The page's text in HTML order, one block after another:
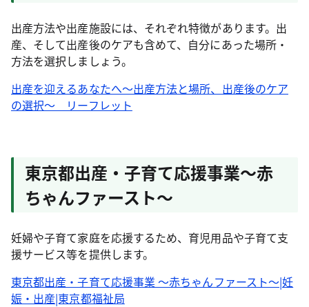
出産方法や出産施設には、それぞれ特徴があります。出
産、そして出産後のケアも含めて、自分にあった場所・
方法を選択しましょう。
出産を迎えるあなたへ～出産方法と場所、出産後のケア
の選択～ リーフレット
東京都出産・子育て応援事業～赤
ちゃんファースト～
妊婦や子育て家庭を応援するため、育児用品や子育て支
援サービス等を提供します。
東京都出産・子育て応援事業 ～赤ちゃんファースト～|妊
娠・出産|東京都福祉局